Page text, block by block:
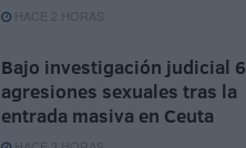
HACE 2 HORAS
Bajo investigación judicial 6
agresiones sexuales tras la
entrada masiva en Ceuta